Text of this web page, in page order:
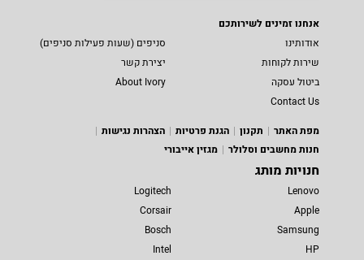
אנחנו זמינים לשירותכם
אודותינו
סניפים (שעות פעילות סניפים)
שירות לקוחות
יצירת קשר
ביטול עסקה
About Ivory
Contact Us
מפת האתר
תקנון הגנת פרטיות
הצהרות נגישות
חנות מחשבים וסלולר
מגזין אייבורי
חנויות מותג
Lenovo
Apple
Samsung
HP
Logitech
Corsair
Bosch
Intel